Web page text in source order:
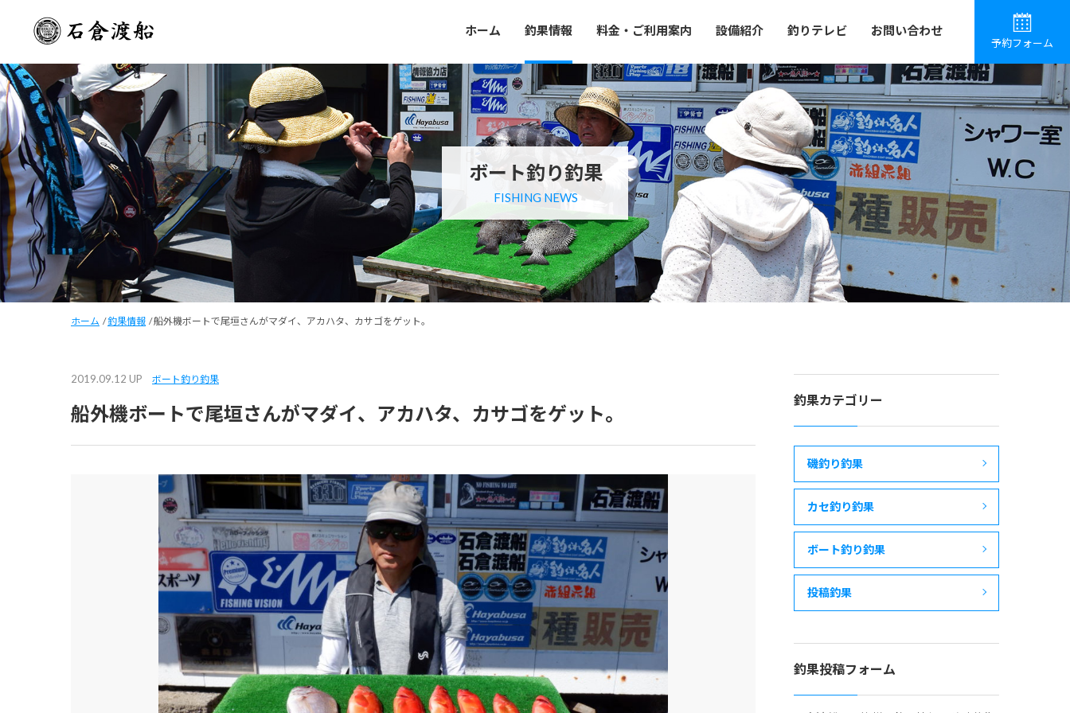
ホーム 釣果情報 料金・ご利用案内 設備紹介 釣りテレビ お問い合わせ
予約フォーム
ボート釣り釣果
FISHING NEWS
ホーム /釣果情報 /船外機ボートで尾垣さんがマダイ、アカハタ、カサゴをゲット。
2019.09.12 UP ボート釣り釣果
船外機ボートで尾垣さんがマダイ、アカハタ、カサゴをゲット。
釣果カテゴリー
磯釣り釣果
カセ釣り釣果
ボート釣り釣果
投稿釣果
釣果投稿フォーム